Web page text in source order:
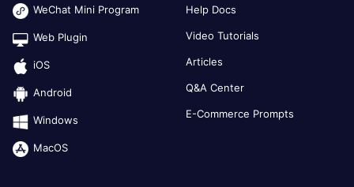
WeChat Mini Program
Web Plugin
iOS
Android
Windows
MacOS
Help Docs
Video Tutorials
Articles
Q&A Center
E-Commerce Prompts